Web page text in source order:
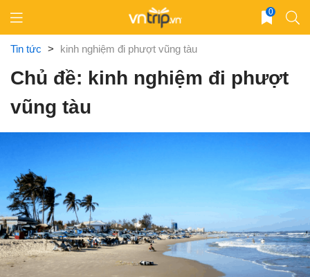
content
0
Tin tức > kinh nghiệm đi phượt vũng tàu
Chủ đề: kinh nghiệm đi phượt
vũng tàu